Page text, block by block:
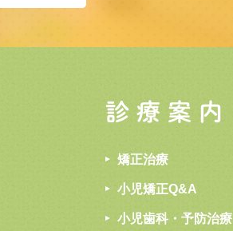
診療案内
矯正治療
小児矯正Q&A
小児歯科・予防治療